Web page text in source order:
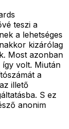
teszi a
a lehetséges
kizárólag
Most azonban
volt. Miután
a
illető
S ez
anonim